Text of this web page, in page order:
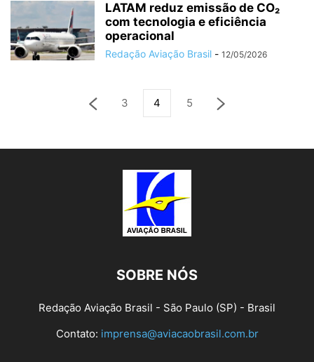
LATAM reduz emissão de CO₂
com tecnologia e eficiência
operacional
Redação Aviação Brasil - 12/05/2026
3 4 5
SOBRE NÓS
Redação Aviação Brasil - São Paulo (SP) - Brasil
Contato: imprensa@aviacaobrasil.com.br